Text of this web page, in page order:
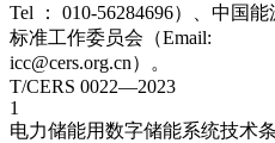
Tel ： 010-56284696）、中国
标准工作委员会（Email:
icc@cers.org.cn）。
T/CERS 0022—2023
1
电力储能用数字储能系统技术